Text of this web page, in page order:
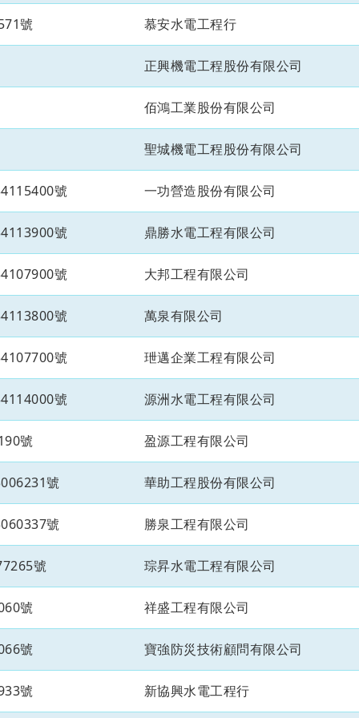
號 慕安水電工程行
正興機電工程股份有限公司
佰鴻工業股份有限公司
聖城機電工程股份有限公司
號 一功營造股份有限公司
號 鼎勝水電工程有限公司
號 大邦工程有限公司
號 萬泉有限公司
號 玴邁企業工程有限公司
號 源洲水電工程有限公司
號 盈源工程有限公司
號 華助工程股份有限公司
號 勝泉工程有限公司
號 琮昇水電工程有限公司
號 祥盛工程有限公司
號 寶強防災技術顧問有限公司
號 新協興水電工程行